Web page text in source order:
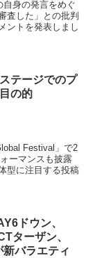
身の発言をめぐ
査した」との批判
ントを発表しまし
テージでのプ
の的
Festival」で2
ーマンスも披露
型に注目する投稿
ドウン、
ターザン、
バラエティ